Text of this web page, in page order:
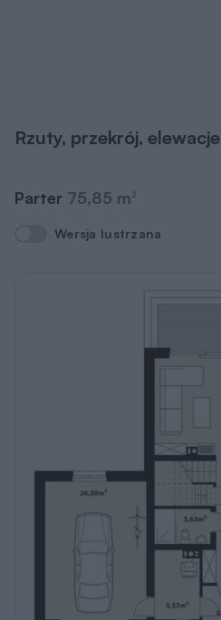
Rzuty, przekrój, elewacje
Parter 75,85 m2
Wersja lustrzana
Wersja lustrzana